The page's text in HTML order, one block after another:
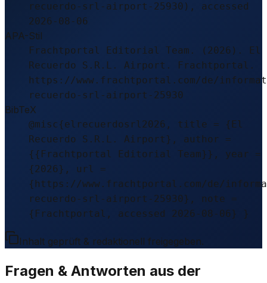
recuerdo-srl-airport-25930), accessed
2026-08-06
APA-Stil
Frachtportal Editorial Team. (2026). El
Recuerdo S.R.L. Airport. Frachtportal.
https://www.frachtportal.com/de/
recuerdo-srl-airport-25930
BibTeX
@misc{elrecuerdosrl2026, title = {El
Recuerdo S.R.L. Airport}, author =
{{Frachtportal Editorial Team}}, year =
{2026}, url =
{https://www.frachtportal.com/de/
recuerdo-srl-airport-25930}, note =
{Frachtportal, accessed 2026-08-06} }
Inhalt geprüft & redaktionell freigegeben.
Fragen & Antworten aus der